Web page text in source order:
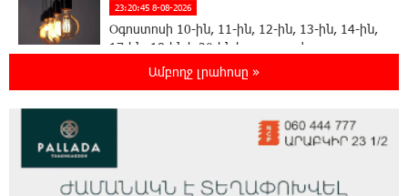
23:20:45 8-08-2026
Օգոստոսի 10-ին, 11-ին, 12-ին, 13-ին, 14-ին,
17-ին, 18-ին և 20-ին հարյուրավոր
հասցեներում լույս չի լինելու
Ողբերգական դեպք՝ Երևանում․ Կիևյան
մարմին
Ամբողջ լրահոսը »